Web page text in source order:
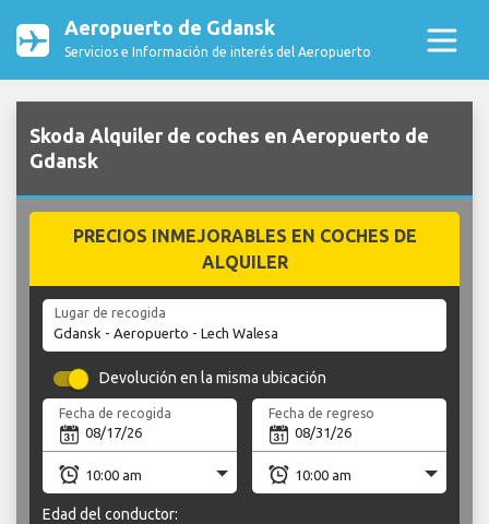
Aeropuerto de Gdansk
Servicios e Información de interés del Aeropuerto
Skoda Alquiler de coches en Aeropuerto de
Gdansk
PRECIOS INMEJORABLES EN COCHES DE
ALQUILER
Lugar de recogida
Devolución en la misma ubicación
Fecha de recogida Fecha de regreso
Edad del conductor: